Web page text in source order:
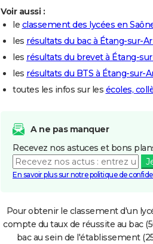
Voir aussi :
le classement des lycées en
les résultats du bac à Étang-sur-
les résultats du brevet à Étang-
les résultats du BTS à Étang-sur-
toutes les infos sur les écoles,
A ne pas manquer
Recevez nos astuces et bons
En savoir plus sur notre politique de
Pour obtenir le classement d'un
compte du taux de réussite au bac
bac au sein de l'établissement